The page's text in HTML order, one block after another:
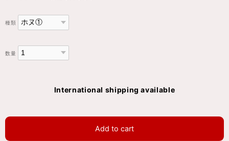
種類
数量
International shipping available
Add to cart